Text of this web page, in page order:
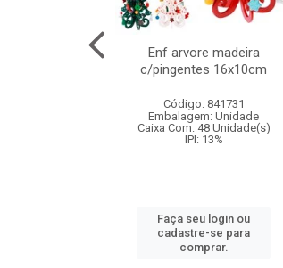
Enf arvore madeira
c/pingentes 16x10cm
Código: 841731
Embalagem: Unidade
Caixa Com: 48 Unidade(s)
IPI: 13%
Faça seu login ou
cadastre-se para
comprar.